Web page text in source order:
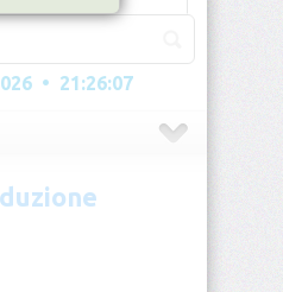
• 21:26:09